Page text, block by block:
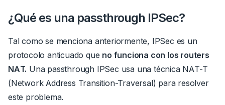
¿Qué es una passthrough IPSec?
Tal como se menciona anteriormente, IPSec es un
protocolo anticuado que no funciona con los routers
NAT. Una passthrough IPSec usa una técnica NAT-T
(Network Address Transition-Traversal) para resolver
este problema.